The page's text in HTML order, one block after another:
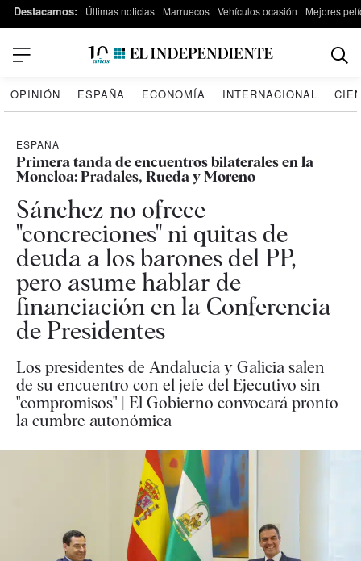
Destacamos: Últimas noticias Marruecos Vehículos ocasión Mejores
OPINIÓN ESPAÑA ECONOMÍA INTERNACIONAL
ESPAÑA
Primera tanda de encuentros bilaterales en la
Moncloa: Pradales, Rueda y Moreno
Sánchez no ofrece
"concreciones" ni quitas de
deuda a los barones del PP,
pero asume hablar de
financiación en la Conferencia
de Presidentes
Los presidentes de Andalucía y Galicia salen
de su encuentro con el jefe del Ejecutivo sin
"compromisos" | El Gobierno convocará pronto
la cumbre autonómica